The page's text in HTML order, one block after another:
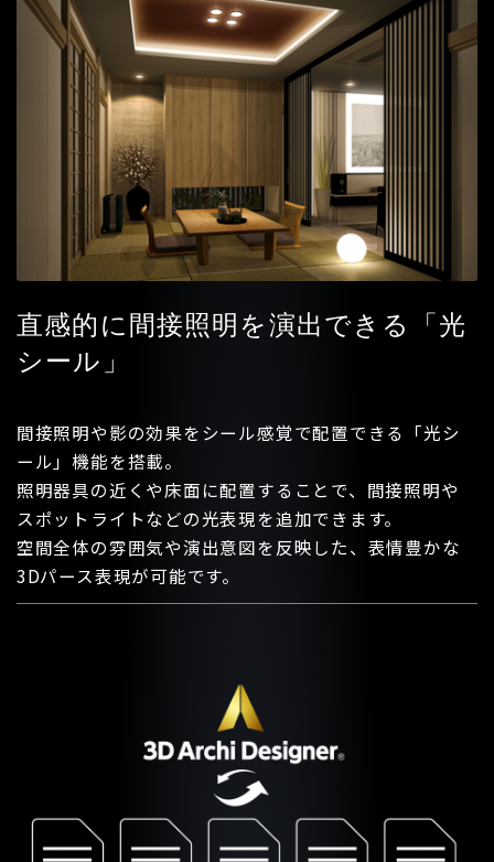
直感的に間接照明を演出できる「光
シール」
間接照明や影の効果をシール感覚で配置できる「光シ
ール」機能を搭載。
照明器具の近くや床面に配置することで、間接照明や
スポットライトなどの光表現を追加できます。
空間全体の雰囲気や演出意図を反映した、表情豊かな
3Dパース表現が可能です。